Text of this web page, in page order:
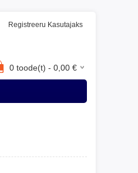
Registreeru Kasutajaks
0 toode(t) - 0,00 €